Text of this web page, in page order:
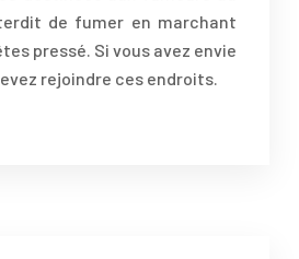
de fumer en marchant
pressé. Si vous avez envie
rejoindre ces endroits.